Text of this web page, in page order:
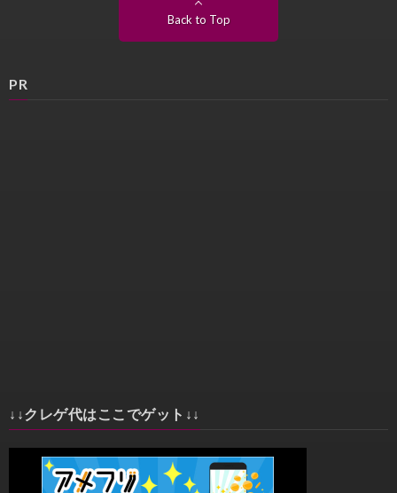
Back to Top
PR
↓↓クレゲ代はここでゲット↓↓